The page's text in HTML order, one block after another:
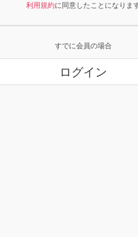
利用規約に同意したことになりま
すでに会員の場合
ログイン